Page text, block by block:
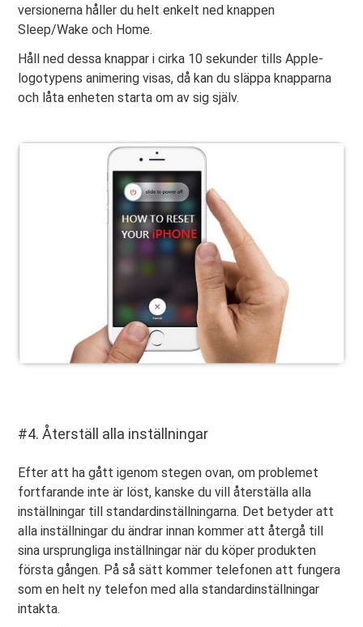
versionerna håller du helt enkelt ned knappen
Sleep/Wake och Home.
Håll ned dessa knappar i cirka 10 sekunder tills Apple-
logotypens animering visas, då kan du släppa knapparna
och låta enheten starta om av sig själv.
#4. Återställ alla inställningar
Efter att ha gått igenom stegen ovan, om problemet
fortfarande inte är löst, kanske du vill återställa alla
inställningar till standardinställningarna. Det betyder att
alla inställningar du ändrar innan kommer att återgå till
sina ursprungliga inställningar när du köper produkten
första gången. På så sätt kommer telefonen att fungera
som en helt ny telefon med alla standardinställningar
intakta.